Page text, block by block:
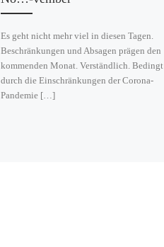
Es geht nicht mehr viel in diesen Tagen.
Beschränkungen und Absagen prägen den
kommenden Monat. Verständlich. Bedingt
durch die Einschränkungen der Corona-
Pandemie […]